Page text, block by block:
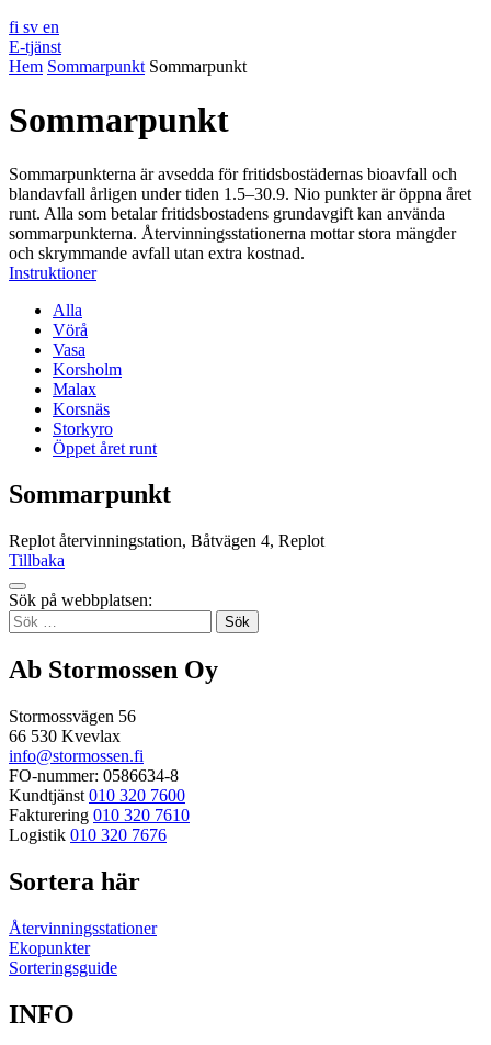
fi sv en
E-tjänst
Hem Sommarpunkt Sommarpunkt
Sommarpunkt
Sommarpunkterna är avsedda för fritidsbostädernas bioavfall och
blandavfall årligen under tiden 1.5–30.9. Nio punkter är öppna året
runt. Alla som betalar fritidsbostadens grundavgift kan använda
sommarpunkterna. Återvinningsstationerna mottar stora mängder
och skrymmande avfall utan extra kostnad.
Instruktioner
Alla
Vörå
Vasa
Korsholm
Malax
Korsnäs
Storkyro
Öppet året runt
Sommarpunkt
Replot återvinningstation, Båtvägen 4, Replot
Tillbaka
Tillbaka
up
Sök på webbplatsen:
Sök
efter:
Ab Stormossen Oy
Stormossvägen 56
66 530 Kvevlax
info@stormossen.fi
FO-nummer: 0586634-8
Kundtjänst 010 320 7600
Fakturering 010 320 7610
Logistik 010 320 7676
Sortera här
Återvinningsstationer
Ekopunkter
Sorteringsguide
INFO